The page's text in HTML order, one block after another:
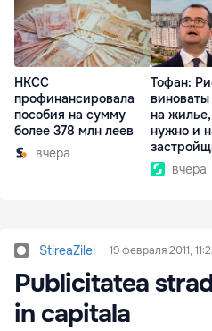
НКСС
профинансировала
пособия на сумму
более 378 млн леев
вчера
Тофан:
на
нужно и
вчера
StireaZilei 19 февраля 2011,
Publicitatea
in capitala